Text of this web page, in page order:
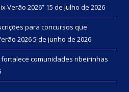
Verão 2026” 15 de julho de 2026
para concursos que
20265 de junho de 2026
comunidades ribeirinhas